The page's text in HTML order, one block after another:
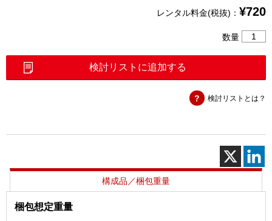
レンタル料金(税抜)： ¥720
数量
用
具
（S）
個
検討リストに追加する
検討リストとは？
構成品／梱包重量
梱包想定重量